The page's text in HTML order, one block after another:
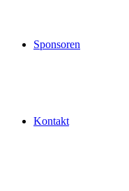
Sponsoren
Kontakt